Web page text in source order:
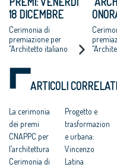
18 DICEMBRE
ASSEGNATI GLI
"ARCHITETTO
ONORARIO"
Cerimonia di
premiazione per
“Architetto italiano
dell'architettura 2015”,
“Raffaele Sirica 2015,
Start up giovani
Cnappc
18
Start up
ARTICOLI CORRELATI
La cerimonia
dei premi
CNAPPC per
l’architettura
Cerimonia di
Progetto e
trasformazion
e urbana:
Vincenzo
Latina